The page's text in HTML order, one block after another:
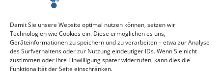
Damit Sie unsere Website optimal nutzen können, setzen wir
Technologien wie Cookies ein. Diese ermöglichen es uns,
Geräteinformationen zu speichern und zu verarbeiten – etwa zur Analyse
des Surfverhaltens oder zur Nutzung eindeutiger IDs. Wenn Sie nicht
zustimmen oder Ihre Einwilligung später widerrufen, kann dies die
Funktionalität der Seite einschränken.
Mehr über Marion